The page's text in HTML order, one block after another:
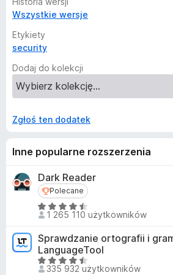
Wszystkie wersje
Etykiety
security
Dodaj do kolekcji
Zgłoś ten dodatek
Inne popularne rozszerzenia
Dark Reader
Polecane
Polecane
O
c
e
n
a
:
1 265 110 użytkowników
Sprawdzanie ortografii i
LanguageTool
O
335 932 użytkowników